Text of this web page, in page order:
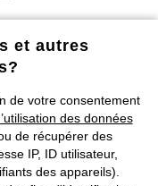
des cookies
le contrat
réservés.
et autres
de votre consentement
des données
de récupérer des
IP, ID utilisateur,
des appareils).